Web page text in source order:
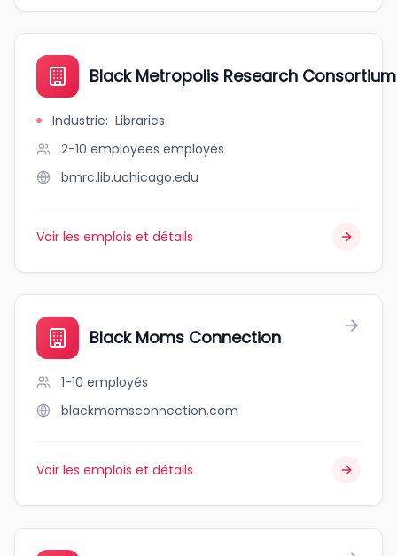
Black Metropolis Research Consortium
Industrie: Libraries
2-10 employees employés
bmrc.lib.uchicago.edu
Voir les emplois et détails
Black Moms Connection
1-10 employés
blackmomsconnection.com
Voir les emplois et détails